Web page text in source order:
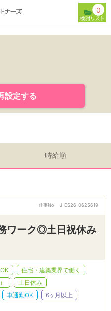
0
設定する
時給順
仕事No J-ES26-0625619
ワーク◎土日祝休み
住宅・建築業界で働く
土日休み
車通勤OK 6ヶ月以上